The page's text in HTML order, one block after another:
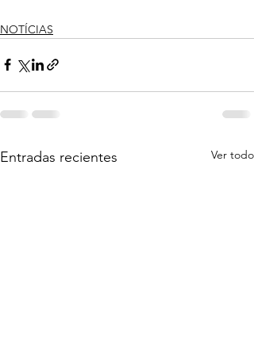
NOTÍCIAS
Entradas recientes Ver todo